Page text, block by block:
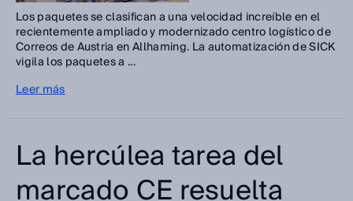
Los paquetes se clasifican a una velocidad increíble en el
recientemente ampliado y modernizado centro logístico de
Correos de Austria en Allhaming. La automatización de SICK
vigila los paquetes a ...
Leer más
La hercúlea tarea del
marcado CE resuelta